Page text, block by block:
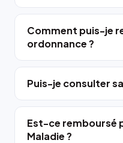
Comment puis-je
ordonnance ?
Puis-je consulter
Est-ce remboursé
Maladie ?